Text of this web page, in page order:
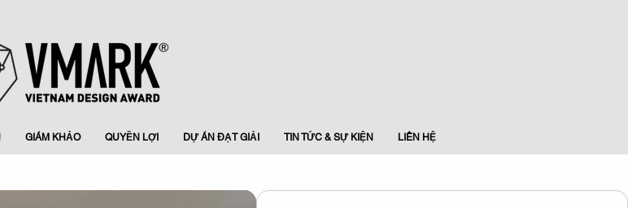
GIÁM KHẢO QUYỀN LỢI DỰ ÁN ĐẠT GIẢI TIN TỨC & SỰ KIỆN LIÊN HỆ